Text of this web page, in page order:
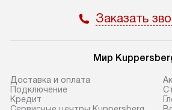
Заказать
Мир
Доставка и оплата
Подключение
Кредит